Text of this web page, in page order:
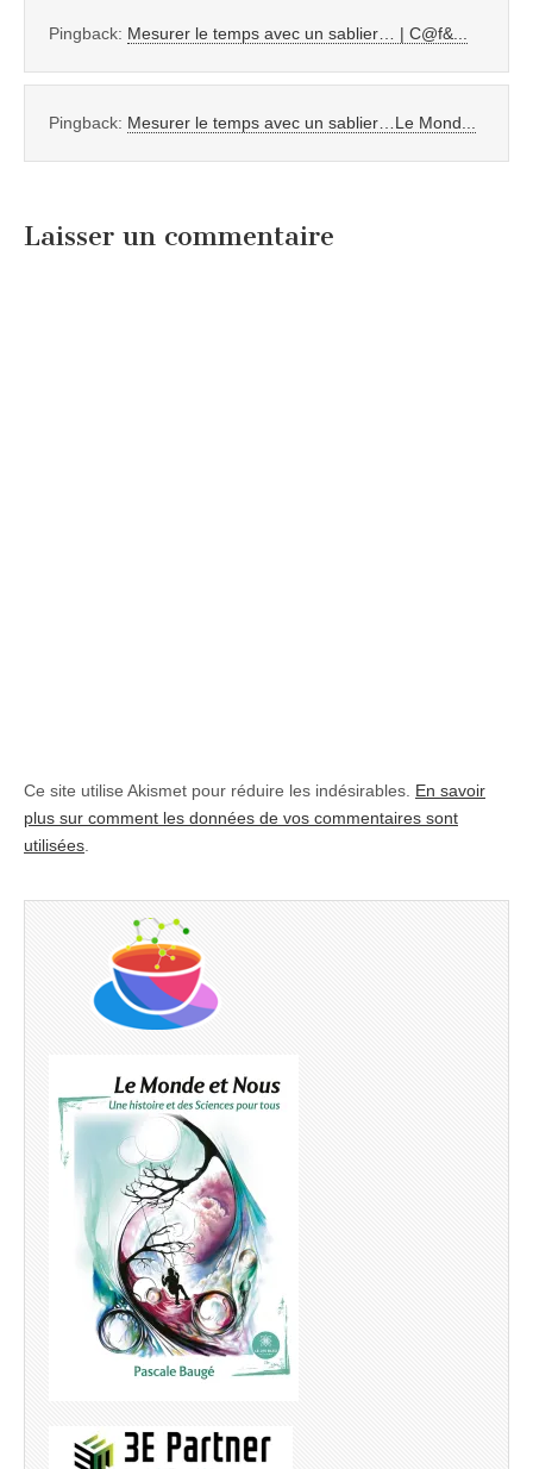
Pingback: Mesurer le temps avec un sablier… | C@f&...
Pingback: Mesurer le temps avec un sablier…Le Mond...
Laisser un commentaire
Ce site utilise Akismet pour réduire les indésirables. En savoir
plus sur comment les données de vos commentaires sont
utilisées.